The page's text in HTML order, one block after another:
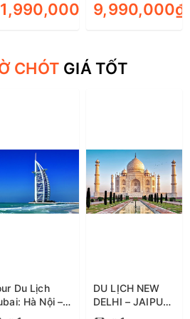
TOUR ĐẶT TOUR
QW - Siêu tiết
9,990,000₫
CHÓT GIÁ TỐT
Du Lịch
Hà Nội –
– Sa Mạc
DU LỊCH NEW
DELHI – JAIPUR
– AGRA 6 NGÀY